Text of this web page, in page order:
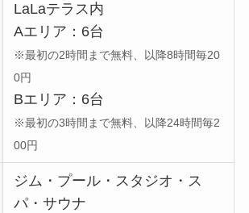
LaLaテラス内
Aエリア：6台
※最初の2時間まで無料、以降8時間毎20
0円
Bエリア：6台
※最初の3時間まで無料、以降24時間毎2
00円
ジム・プール・スタジオ・ス
パ・サウナ